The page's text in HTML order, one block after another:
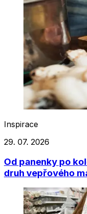
Inspirace
29. 07. 2026
Od panenky po
druh vepřového